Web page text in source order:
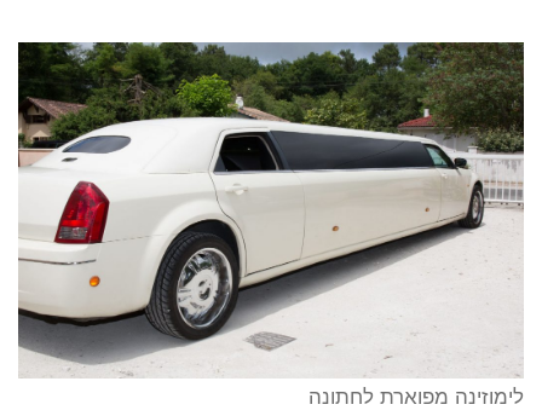
לימוזינה מפוארת לחתונה